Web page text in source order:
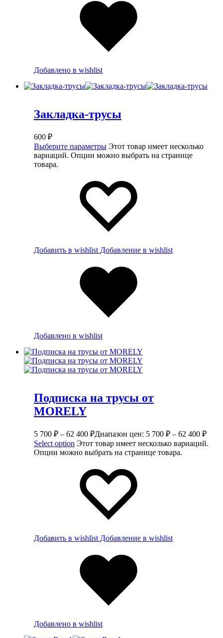
Добавлено в wishlist
Закладка-трусы
600 ₽
Выберите параметры Этот товар имеет несколько
вариаций. Опции можно выбрать на странице
товара.
Добавить в wishlist Добавление в wishlist
Добавлено в wishlist
Подписка на трусы от
MORELY
5 700 ₽ – 62 400 ₽Диапазон цен: 5 700 ₽ – 62 400 ₽
Select option Этот товар имеет несколько вариаций.
Опции можно выбрать на странице товара.
Добавить в wishlist Добавление в wishlist
Добавлено в wishlist